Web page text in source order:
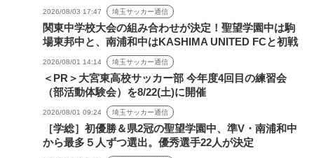
2026/08/03 17:47 埼玉サッカー通信
関東中学校大会の組み合わせが決定！聖望学園中は駒
場東邦中と、南浦和中はKASHIMA UNITED FCと初戦
2026/08/01 14:14 埼玉サッカー通信
＜PR＞大宮東高校サッカー部 今年度4回目の練習会
（部活動体験会）を8/22(土)に開催
2026/08/01 09:24 埼玉サッカー通信
［学総］初優勝＆県2冠の聖望学園中、準V・南浦和中
から最多５人ずつ選出。優秀選手22人が決定